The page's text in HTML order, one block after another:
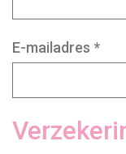
E-mailadres *